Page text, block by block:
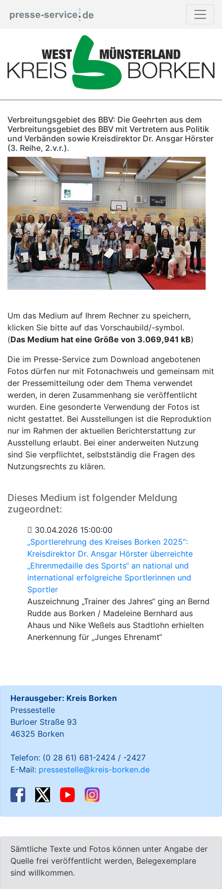
Verbreitungsgebiet des BBV: Die Geehrten aus dem
Verbreitungsgebiet des BBV mit Vertretern aus Politik
und Verbänden sowie Kreisdirektor Dr. Ansgar Hörster
(3. Reihe, 2.v.r.).
Um das Medium auf Ihrem Rechner zu speichern,
klicken Sie bitte auf das Vorschaubild/-symbol.
(Das Medium hat eine Größe von 3.069,941 kB)
Die im Presse-Service zum Download angebotenen
Fotos dürfen nur mit Fotonachweis und gemeinsam mit
der Pressemitteilung oder dem Thema verwendet
werden, in deren Zusammenhang sie veröffentlicht
wurden. Eine gesonderte Verwendung der Fotos ist
nicht gestattet. Bei Ausstellungen ist die Reproduktion
nur im Rahmen der aktuellen Berichterstattung zur
Ausstellung erlaubt. Bei einer anderweiten Nutzung
sind Sie verpflichtet, selbstständig die Fragen des
Nutzungsrechts zu klären.
Dieses Medium ist folgender Meldung
zugeordnet:
30.04.2026 15:00:00
„Sportlerehrung des Kreises Borken 2025“:
Kreisdirektor Dr. Ansgar Hörster überreichte
„Ehrenmedaille des Sports“ an national und
international erfolgreiche Sportlerinnen und
Sportler
Auszeichnung „Trainer des Jahres“ ging an Bernd
Rudde aus Borken / Madeleine Bernhard aus
Ahaus und Nike Weßels aus Stadtlohn erhielten
Anerkennung für „Junges Ehrenamt“
Herausgeber: Kreis Borken
Pressestelle
Burloer Straße 93
46325 Borken
Telefon: (0 28 61) 681-2424 / -2427
E-Mail: pressestelle@kreis-borken.de
Sämtliche Texte und Fotos können unter Angabe der
Quelle frei veröffentlicht werden, Belegexemplare
sind willkommen.